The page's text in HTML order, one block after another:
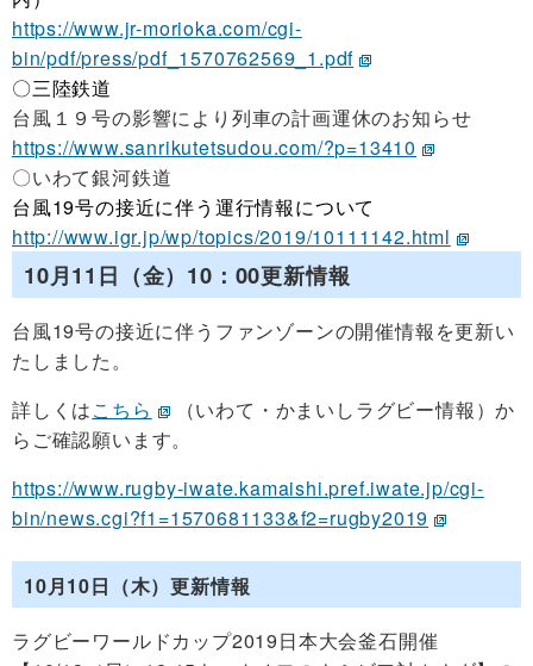
https://www.jr-morioka.com/cgi-
bin/pdf/press/pdf_1570762569_1.pdf
〇三陸鉄道
台風１９号の影響により列車の計画運休のお知らせ
https://www.sanrikutetsudou.com/?p=13410
〇いわて銀河鉄道
台風19号の接近に伴う運行情報について
http://www.igr.jp/wp/topics/2019/10111142.html
10月11日（金）10：00更新情報
台風19号の接近に伴うファンゾーンの開催情報を更新い
たしました。
詳しくはこちら
（いわて・かまいしラグビー情報）か
らご確認願います。
https://www.rugby-iwate.kamaishi.pref.iwate.jp/cgi-
bin/news.cgi?f1=1570681133&f2=rugby2019
10月10日（木）更新情報
ラグビーワールドカップ2019日本大会釜石開催